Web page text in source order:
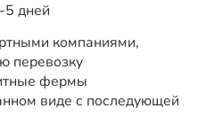
дней
компаниями,
перевозку
фермы
виде с последующей